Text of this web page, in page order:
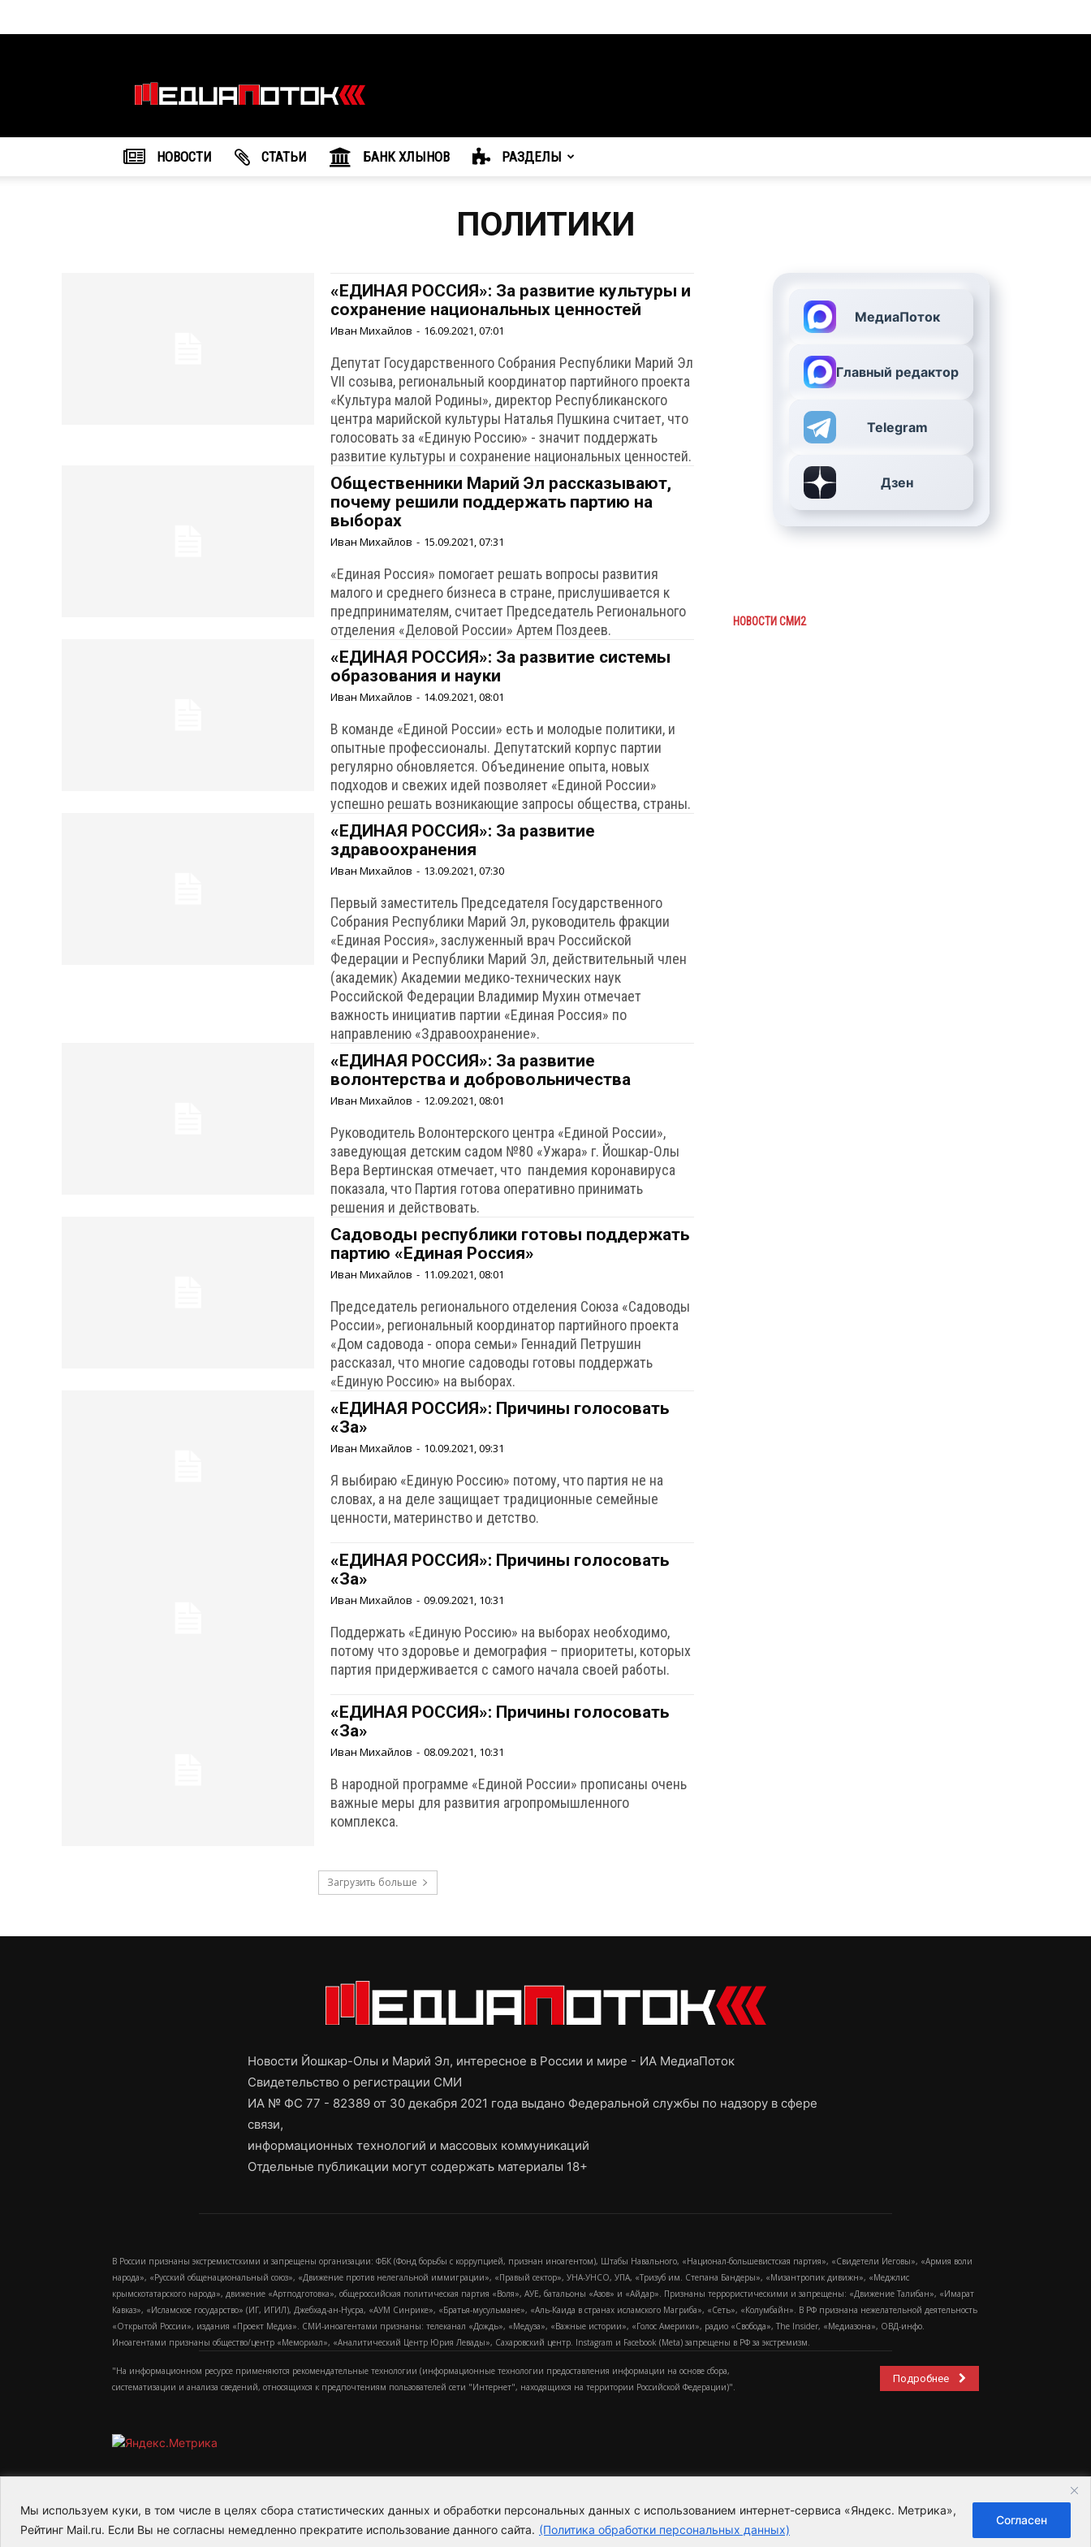
Мы используем куки, в том числе в целях сбора статистических данных и обработки персональных данных с использованием интернет-сервиса «Яндекс. Метрика»,
Рейтинг Mail.ru. Если Вы не согласны немедленно прекратите использование данного сайта. (Политика обработки персональных данных)
Согласен
агентство
"МедиаПоток"
НОВОСТИ CТАТЬИ БАНК ХЛЫНОВ РАЗДЕЛЫ
ПОЛИТИКИ
«ЕДИНАЯ РОССИЯ»: За развитие культуры и
сохранение национальных ценностей
Иван Михайлов - 16.09.2021, 07:01
Депутат Государственного Собрания Республики Марий Эл
VII созыва, региональный координатор партийного проекта
«Культура малой Родины», директор Республиканского
центра марийской культуры Наталья Пушкина считает, что
голосовать за «Единую Россию» - значит поддержать
развитие культуры и сохранение национальных ценностей.
Общественники Марий Эл рассказывают,
почему решили поддержать партию на
выборах
Иван Михайлов - 15.09.2021, 07:31
«Единая Россия» помогает решать вопросы развития
малого и среднего бизнеса в стране, прислушивается к
предпринимателям, считает Председатель Регионального
отделения «Деловой России» Артем Поздеев.
«ЕДИНАЯ РОССИЯ»: За развитие системы
образования и науки
Иван Михайлов - 14.09.2021, 08:01
В команде «Единой России» есть и молодые политики, и
опытные профессионалы. Депутатский корпус партии
регулярно обновляется. Объединение опыта, новых
подходов и свежих идей позволяет «Единой России»
успешно решать возникающие запросы общества, страны.
«ЕДИНАЯ РОССИЯ»: За развитие
здравоохранения
Иван Михайлов - 13.09.2021, 07:30
Первый заместитель Председателя Государственного
Собрания Республики Марий Эл, руководитель фракции
«Единая Россия», заслуженный врач Российской
Федерации и Республики Марий Эл, действительный член
(академик) Академии медико-технических наук
Российской Федерации Владимир Мухин отмечает
важность инициатив партии «Единая Россия» по
направлению «Здравоохранение».
«ЕДИНАЯ РОССИЯ»: За развитие
волонтерства и добровольничества
Иван Михайлов - 12.09.2021, 08:01
Руководитель Волонтерского центра «Единой России»,
заведующая детским садом №80 «Ужара» г. Йошкар-Олы
Вера Вертинская отмечает, что пандемия коронавируса
показала, что Партия готова оперативно принимать
решения и действовать.
Садоводы республики готовы поддержать
партию «Единая Россия»
Иван Михайлов - 11.09.2021, 08:01
Председатель регионального отделения Союза «Садоводы
России», региональный координатор партийного проекта
«Дом садовода - опора семьи» Геннадий Петрушин
рассказал, что многие садоводы готовы поддержать
«Единую Россию» на выборах.
«ЕДИНАЯ РОССИЯ»: Причины голосовать
«За»
Иван Михайлов - 10.09.2021, 09:31
Я выбираю «Единую Россию» потому, что партия не на
словах, а на деле защищает традиционные семейные
ценности, материнство и детство.
«ЕДИНАЯ РОССИЯ»: Причины голосовать
«За»
Иван Михайлов - 09.09.2021, 10:31
Поддержать «Единую Россию» на выборах необходимо,
потому что здоровье и демография – приоритеты, которых
партия придерживается с самого начала своей работы.
«ЕДИНАЯ РОССИЯ»: Причины голосовать
«За»
Иван Михайлов - 08.09.2021, 10:31
В народной программе «Единой России» прописаны очень
важные меры для развития агропромышленного
комплекса.
Загрузить больше
МедиаПоток
Главный редактор
Telegram
Дзен
НОВОСТИ СМИ2
Новости Йошкар-Олы и Марий Эл, интересное в России и мире - ИА МедиаПоток
Свидетельство о регистрации СМИ
ИА № ФС 77 - 82389 от 30 декабря 2021 года выдано Федеральной службы по надзору в сфере
связи,
информационных технологий и массовых коммуникаций
Отдельные публикации могут содержать материалы 18+
В России признаны экстремистскими и запрещены организации: ФБК (Фонд борьбы с коррупцией, признан иноагентом), Штабы Навального, «Национал-большевистская партия», «Свидетели Иеговы», «Армия воли
народа», «Русский общенациональный союз», «Движение против нелегальной иммиграции», «Правый сектор», УНА-УНСО, УПА, «Тризуб им. Степана Бандеры», «Мизантропик дивижн», «Меджлис
крымскотатарского народа», движение «Артподготовка», общероссийская политическая партия «Воля», АУЕ, батальоны «Азов» и «Айдар». Признаны террористическими и запрещены: «Движение Талибан», «Имарат
Кавказ», «Исламское государство» (ИГ, ИГИЛ), Джебхад-ан-Нусра, «АУМ Синрике», «Братья-мусульмане», «Аль-Каида в странах исламского Магриба», «Сеть», «Колумбайн». В РФ признана нежелательной деятельность
«Открытой России», издания «Проект Медиа». СМИ-иноагентами признаны: телеканал «Дождь», «Медуза», «Важные истории», «Голос Америки», радио «Свобода», The Insider, «Медиазона», ОВД-инфо.
Иноагентами признаны общество/центр «Мемориал», «Аналитический Центр Юрия Левады», Сахаровский центр. Instagram и Facebook (Metа) запрещены в РФ за экстремизм.
"На информационном ресурсе применяются рекомендательные технологии (информационные технологии предоставления информации на основе сбора,
систематизации и анализа сведений, относящихся к предпочтениям пользователей сети "Интернет", находящихся на территории Российской Федерации)".
Подробнее
2015-2026- Информационное агентство МедиаПоток Для справки
Пользовательское соглашение
Политика обработки персональных данных